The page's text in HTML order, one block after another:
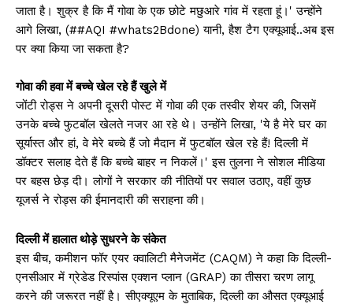
जाता है। शुक्र है कि मैं गोवा के एक छोटे मछुआरे गांव में रहता हूं।' उन्होंने
आगे लिखा, (##AQI #whats2Bdone) यानी, हैश टैग एक्यूआई..अब इस
पर क्या किया जा सकता है?
गोवा की हवा में बच्चे खेल रहे हैं खुले में
जोंटी रोड्स ने अपनी दूसरी पोस्ट में गोवा की एक तस्वीर शेयर की, जिसमें
उनके बच्चे फुटबॉल खेलते नजर आ रहे थे। उन्होंने लिखा, 'ये है मेरे घर का
सूर्यास्त और हां, वे मेरे बच्चे हैं जो मैदान में फुटबॉल खेल रहे हैं! दिल्ली में
डॉक्टर सलाह देते हैं कि बच्चे बाहर न निकलें।' इस तुलना ने सोशल मीडिया
पर बहस छेड़ दी। लोगों ने सरकार की नीतियों पर सवाल उठाए, वहीं कुछ
यूजर्स ने रोड्स की ईमानदारी की सराहना की।
दिल्ली में हालात थोड़े सुधरने के संकेत
इस बीच, कमीशन फॉर एयर क्वालिटी मैनेजमेंट (CAQM) ने कहा कि दिल्ली-
एनसीआर में ग्रेडेड रिस्पांस एक्शन प्लान (GRAP) का तीसरा चरण लागू
करने की जरूरत नहीं है। सीएक्यूएम के मुताबिक, दिल्ली का औसत एक्यूआई